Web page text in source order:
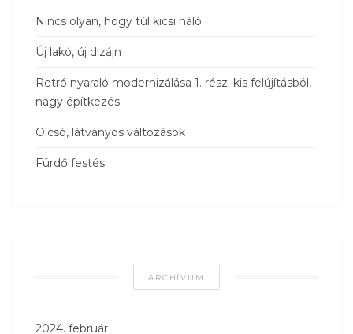
Nincs olyan, hogy túl kicsi háló
Új lakó, új dizájn
Retró nyaraló modernizálása 1. rész: kis felújításból,
nagy építkezés
Olcsó, látványos változások
Fürdő festés
ARCHÍVUM
2024. február